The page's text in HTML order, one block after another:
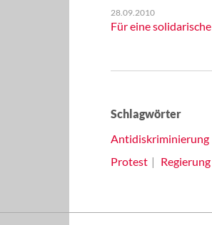
28.09.2010
Für eine
Schlagwörter
Antidiskriminierung
Protest
Regierung